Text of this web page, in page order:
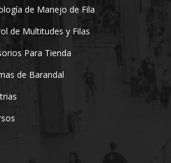
de Manejo de Fila
de Multitudes y Filas
Para Tienda
de Barandal